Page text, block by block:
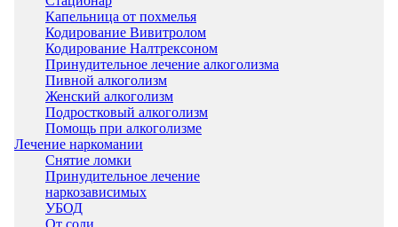
Капельница от похмелья
Кодирование Вивитролом
Кодирование Налтрексоном
Принудительное лечение алкоголизма
Пивной алкоголизм
Женский алкоголизм
Подростковый алкоголизм
Помощь при алкоголизме
Лечение наркомании
Снятие ломки
Принудительное лечение
наркозависимых
УБОД
От соли